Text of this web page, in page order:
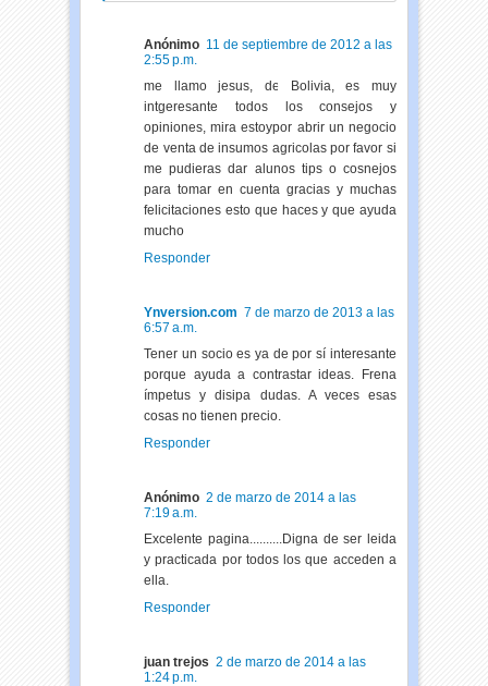
Anónimo 11 de septiembre de 2012 a las
2:55 p.m.
me llamo jesus, de Bolivia, es muy
intgeresante todos los consejos y
opiniones, mira estoypor abrir un negocio
de venta de insumos agricolas por favor si
me pudieras dar alunos tips o cosnejos
para tomar en cuenta gracias y muchas
felicitaciones esto que haces y que ayuda
mucho
Responder
Ynversion.com 7 de marzo de 2013 a las
6:57 a.m.
Tener un socio es ya de por sí interesante
porque ayuda a contrastar ideas. Frena
ímpetus y disipa dudas. A veces esas
cosas no tienen precio.
Responder
Anónimo 2 de marzo de 2014 a las
7:19 a.m.
Excelente pagina..........Digna de ser leida
y practicada por todos los que acceden a
ella.
Responder
juan trejos 2 de marzo de 2014 a las
1:24 p.m.